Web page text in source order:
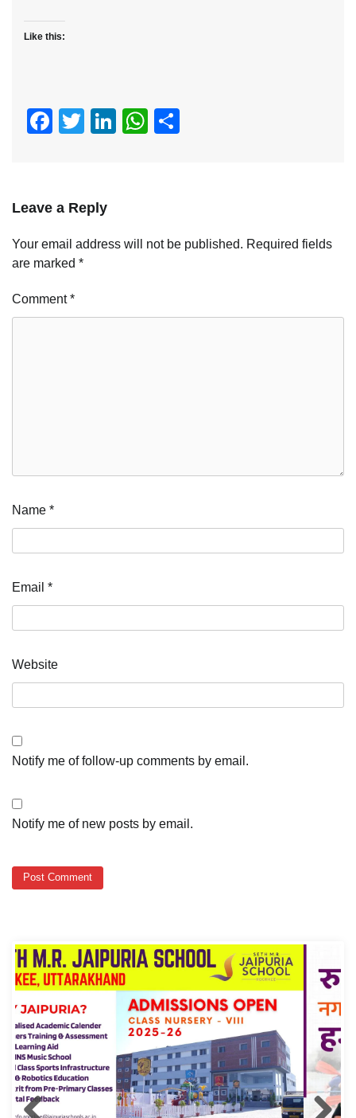
Like this:
Facebook
TwitterLinkedIn
WhatsApp
Leave a Reply
Your email address will not be published. Required fields
are marked *
Comment*
Name *
Email *
Website
Notify me of follow-up comments by email.
Notify me of new posts by email.